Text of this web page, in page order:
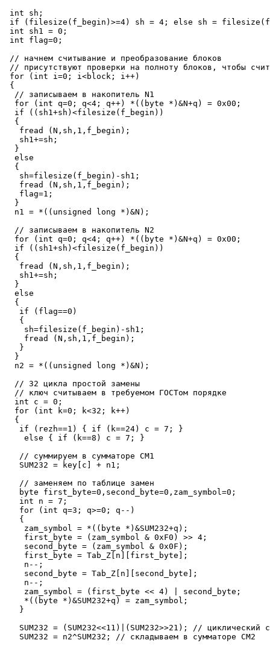
int sh;
if (filesize(f_begin)>=4) sh = 4; else sh =
int sh1 = 0;
int flag=0;
// начнем считывание и преобразование блоков
// присутствуют проверки на полноту блоков, чтобы
for (int i=0; i<block; i++)
{
  // записываем в накопитель N1
  for (int q=0; q<4; q++) *((byte *)&N+q) = 0x00;
  if ((sh1+sh)<filesize(f_begin))
  {
   fread (N,sh,1,f_begin);
   sh1+=sh;
  }
  else
  {
   sh=filesize(f_begin)-sh1;
   fread (N,sh,1,f_begin);
   flag=1;
  }
  n1 = *((unsigned long *)&N);
  // записываем в накопитель N2
  for (int q=0; q<4; q++) *((byte *)&N+q) = 0x00;
  if ((sh1+sh)<filesize(f_begin))
  {
   fread (N,sh,1,f_begin);
   sh1+=sh;
  }
  else
  {
   if (flag==0)
   {
    sh=filesize(f_begin)-sh1;
    fread (N,sh,1,f_begin);
   }
  }
  n2 = *((unsigned long *)&N);
  // 32 цикла простой замены
  // ключ считываем в требуемом ГОСТом порядке
  int c = 0;
  for (int k=0; k<32; k++)
  {
   if (rezh==1) { if (k==24) c = 7; }
    else { if (k==8) c = 7; }
   // суммируем в сумматоре СМ1
   SUM232 = key[c] + n1;
   // заменяем по таблице замен
   byte first_byte=0,second_byte=0,zam_symbol=0;
   int n = 7;
   for (int q=3; q>=0; q--)
   {
    zam_symbol = *((byte *)&SUM232+q);
    first_byte = (zam_symbol & 0xF0) >> 4;
    second_byte = (zam_symbol & 0x0F);
    first_byte = Tab_Z[n][first_byte];
    n--;
    second_byte = Tab_Z[n][second_byte];
    n--;
    zam_symbol = (first_byte << 4) | second_byte;
    *((byte *)&SUM232+q) = zam_symbol;
   }
SUM232 = (SUM232<<11)|(SUM232>>21); // циклический
   SUM232 = n2^SUM232; // складываем в сумматоре СМ2